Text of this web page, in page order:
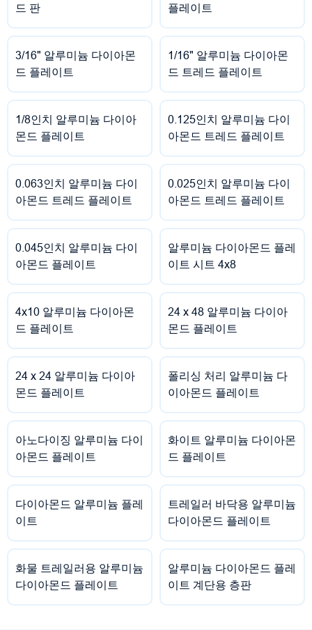
드 판
플레이트
3/16" 알루미늄 다이아몬
드 플레이트
1/16" 알루미늄 다이아몬
드 트레드 플레이트
1/8인치 알루미늄 다이아
몬드 플레이트
0.125인치 알루미늄 다이
아몬드 트레드 플레이트
0.063인치 알루미늄 다이
아몬드 트레드 플레이트
0.025인치 알루미늄 다이
아몬드 트레드 플레이트
0.045인치 알루미늄 다이
아몬드 플레이트
알루미늄 다이아몬드 플레
이트 시트 4x8
4x10 알루미늄 다이아몬
드 플레이트
24 x 48 알루미늄 다이아
몬드 플레이트
24 x 24 알루미늄 다이아
몬드 플레이트
폴리싱 처리 알루미늄 다
이아몬드 플레이트
아노다이징 알루미늄 다이
아몬드 플레이트
화이트 알루미늄 다이아몬
드 플레이트
다이아몬드 알루미늄 플레
이트
트레일러 바닥용 알루미늄
다이아몬드 플레이트
화물 트레일러용 알루미늄
다이아몬드 플레이트
알루미늄 다이아몬드 플레
이트 계단용 층판